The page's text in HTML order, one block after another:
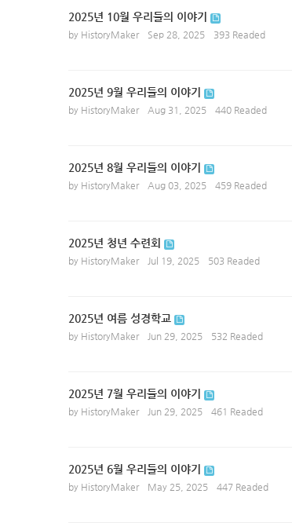
2025년 10월 우리들의 이야기
by HistoryMaker Sep 28, 2025 393 Readed
2025년 9월 우리들의 이야기
by HistoryMaker Aug 31, 2025 440 Readed
2025년 8월 우리들의 이야기
by HistoryMaker Aug 03, 2025 459 Readed
2025년 청년 수련회
by HistoryMaker Jul 19, 2025 503 Readed
2025년 여름 성경학교
by HistoryMaker Jun 29, 2025 532 Readed
2025년 7월 우리들의 이야기
by HistoryMaker Jun 29, 2025 461 Readed
2025년 6월 우리들의 이야기
by HistoryMaker May 25, 2025 447 Readed